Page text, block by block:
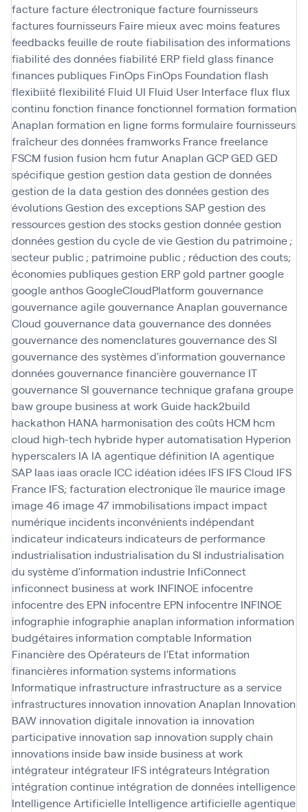
facturefacture électroniquefacture fournisseurs
factures fournisseurs Faire mieux avec moinsfeatures
feedbacksfeuille de routefiabilisation des informations
fiabilité des donnéesfiabilité ERPfield glassfinance
finances publiques FinOps FinOps Foundation flash
flexibiitéflexibilité Fluid UI Fluid User Interfaceflux flux
continu fonction financefonctionnel formation formation
Anaplan formation en ligneformsformulairefournisseurs
fraîcheur des donnéesframworks Francefreelance
FSCMfusion fusion hcm futur Anaplan GCPGED GED
spécifiquegestion gestion data gestion de données
gestion de la data gestion des donnéesgestion des
évolutionsGestion des exceptions SAPgestion des
ressourcesgestion des stocksgestion donnéegestion
donnéesgestion du cycle de vieGestion du patrimoine ;
secteur public ; patrimoine public ; réduction des couts;
économies publiquesgestion ERPgold partnergoogle
google anthosGoogleCloudPlatform gouvernance
gouvernance agilegouvernance Anaplan gouvernance
Cloud gouvernance data gouvernance des données
gouvernance des nomenclaturesgouvernance des SI
gouvernance des systèmes d'information gouvernance
donnéesgouvernance financièregouvernance IT
gouvernance SI gouvernance techniquegrafana groupe
bawgroupe business at work Guide hack2build
hackathon HANA harmonisation des coûts HCM hcm
cloud high-tech hybride hyper automatisation Hyperion
hyperscalers IA IA agentique définition IA agentique
SAP Iaas iaas oracle ICC idéation idées IFS IFS Cloud IFS
France IFS; facturation electroniqueîle maurice image
image 46 image 47 immobilisations impact impact
numérique incidents inconvénients indépendant
indicateur indicateurs indicateurs de performance
industrialisation industrialisation du SI industrialisation
du système d'information industrie InfiConnect
inficonnect business at work INFINOE infocentre
infocentre des EPN infocentre EPN infocentre INFINOE
infographie infographie anaplan information information
budgétaires information comptable Information
Financière des Opérateurs de l'Etat information
financières information systems informations
Informatique infrastructure infrastructure as a service
infrastructures innovation innovation Anaplan Innovation
BAW innovation digitale innovation ia innovation
participative innovation sap innovation supply chain
innovations inside baw inside business at work
intégrateur intégrateur IFS intégrateurs Intégration
intégration continue intégration de données intelligence
Intelligence Artificielle Intelligence artificielle agentique